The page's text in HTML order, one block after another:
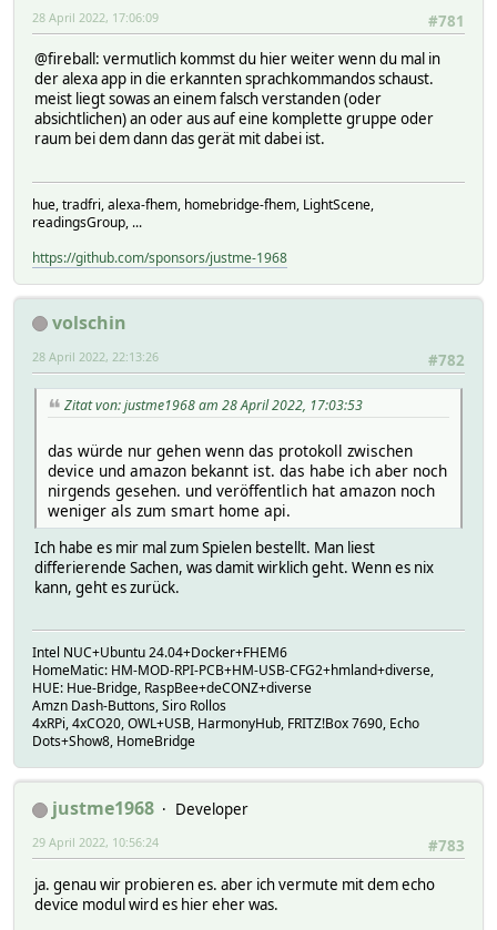
#781
28 April 2022, 17:06:09
@fireball: vermutlich kommst du hier weiter wenn du mal in
der alexa app in die erkannten sprachkommandos schaust.
meist liegt sowas an einem falsch verstanden (oder
absichtlichen) an oder aus auf eine komplette gruppe oder
raum bei dem dann das gerät mit dabei ist.
hue, tradfri, alexa-fhem, homebridge-fhem, LightScene,
readingsGroup, ...
https://github.com/sponsors/justme-1968
volschin
#782
28 April 2022, 22:13:26
Zitat von: justme1968 am 28 April 2022, 17:03:53
das würde nur gehen wenn das protokoll zwischen
device und amazon bekannt ist. das habe ich aber noch
nirgends gesehen. und veröffentlich hat amazon noch
weniger als zum smart home api.
Ich habe es mir mal zum Spielen bestellt. Man liest
differierende Sachen, was damit wirklich geht. Wenn es nix
kann, geht es zurück.
Intel NUC+Ubuntu 24.04+Docker+FHEM6
HomeMatic: HM-MOD-RPI-PCB+HM-USB-CFG2+hmland+diverse,
HUE: Hue-Bridge, RaspBee+deCONZ+diverse
Amzn Dash-Buttons, Siro Rollos
4xRPi, 4xCO20, OWL+USB, HarmonyHub, FRITZ!Box 7690, Echo
Dots+Show8, HomeBridge
justme1968
Developer
#783
29 April 2022, 10:56:24
ja. genau wir probieren es. aber ich vermute mit dem echo
device modul wird es hier eher was.